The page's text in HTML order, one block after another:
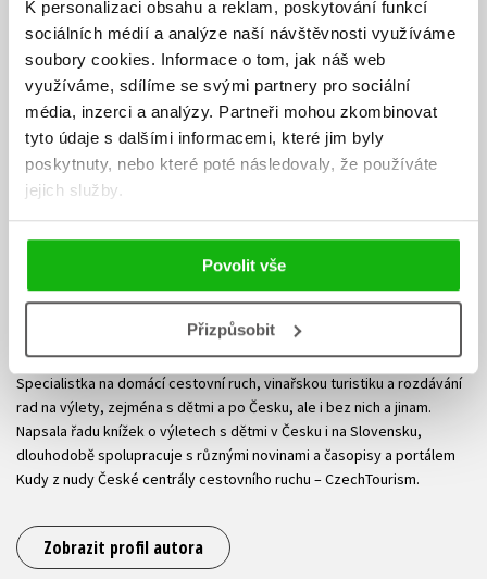
K personalizaci obsahu a reklam, poskytování funkcí
sociálních médií a analýze naší návštěvnosti využíváme
soubory cookies. Informace o tom, jak náš web
využíváme, sdílíme se svými partnery pro sociální
média, inzerci a analýzy. Partneři mohou zkombinovat
tyto údaje s dalšími informacemi, které jim byly
poskytnuty, nebo které poté následovaly, že používáte
jejich služby.
Povolit vše
Přizpůsobit
Eva Obůrková
Novinářka, reklamní textařka a ilustrátorka, autorka řady knížek o
cestování pro dospělé i děti, průvodců, kalendářů a prospektů.
Specialistka na domácí cestovní ruch, vinařskou turistiku a rozdávání
rad na výlety, zejména s dětmi a po Česku, ale i bez nich a jinam.
Napsala řadu knížek o výletech s dětmi v Česku i na Slovensku,
dlouhodobě spolupracuje s různými novinami a časopisy a portálem
Kudy z nudy České centrály cestovního ruchu – CzechTourism.
Zobrazit profil autora